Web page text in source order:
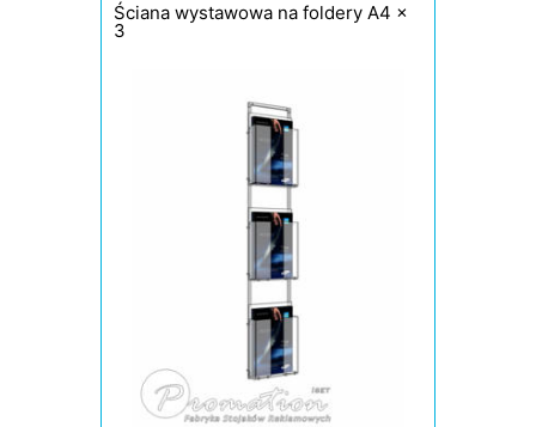
Ściana wystawowa na foldery A4 x
3